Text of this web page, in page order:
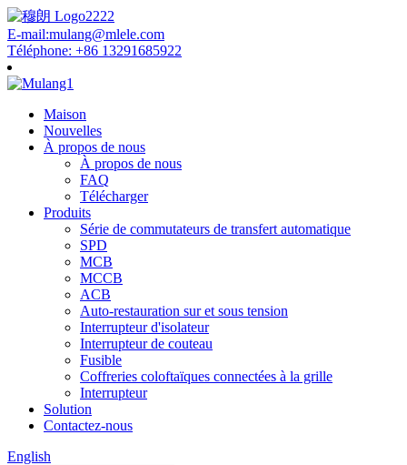
E-mail:mulang@mlele.com
Téléphone: +86 13291685922
Maison
Nouvelles
À propos de nous
À propos de nous
FAQ
Télécharger
Produits
Série de commutateurs de transfert automatique
SPD
MCB
MCCB
ACB
Auto-restauration sur et sous tension
Interrupteur d'isolateur
Interrupteur de couteau
Fusible
Coffreries coloftaïques connectées à la grille
Interrupteur
Solution
Contactez-nous
English